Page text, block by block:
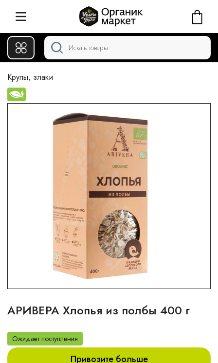
Крупы, злаки
АРИВЕРА Хлопья из полбы 400 г
Ожидает поступления
Привозите больше